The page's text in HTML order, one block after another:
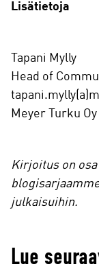
Lisätietoja
Tapani Mylly
Head of
Meyer Turku Oy
Kirjoitus on
julkaisuihin.
Lue